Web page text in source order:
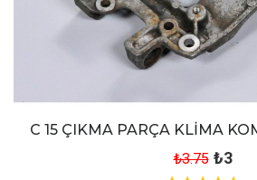
C 15 ÇIKMA PARÇA KLİMA
₺3.75 ₺3